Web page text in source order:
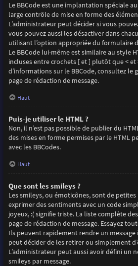
Le BBCode est une implantation spéciale
large contrôle de mise en forme des
L’administrateur peut décider si vous
vous pouvez aussi les désactiver dans
utilisant l’option appropriée du formulaire
Le BBCode lui-même est similaire au style
incluses entre crochets [ et ] plutôt que < et
d’informations sur le BBCode, consultez le
page de rédaction de message.
Haut
Puis-je utiliser le HTML ?
Non, il n’est pas possible de publier du
des mises en forme permises par le HTML
avec les BBCodes.
Haut
Que sont les smileys ?
Les smileys, ou émoticônes, sont de
exprimer des sentiments avec un code
joyeux, :( signifie triste. La liste complète
page de rédaction de message. Essayez
Ils peuvent rapidement rendre un
peut décider de les retirer ou simplement
L’administrateur peut aussi avoir défini un
smileys par message.